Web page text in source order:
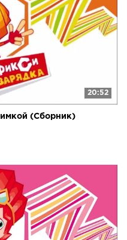
20:52
(Сборник)